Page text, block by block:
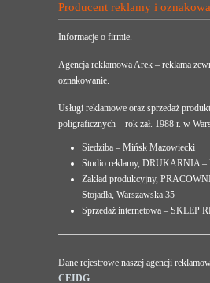
Producent reklamy i
Informacje o firmie.
Agencja reklamowa Arek – reklama
oznakowanie.
Usługi reklamowe oraz sprzedaż
poligraficznych – rok zał. 1988 r. w
Siedziba – Mińsk Mazowiecki
Studio reklamy, DRUKARNIA –
Zakład produkcyjny,
Stojadła, Warszawska 35
Sprzedaż internetowa – SKLEP
Dane rejestrowe naszej agencji
CEIDG